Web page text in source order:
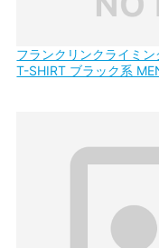
フランクリンクライミ
T-SHIRT ブラック系